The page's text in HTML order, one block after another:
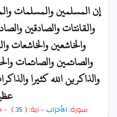
إن المسلمين والمسلمات
والقانتات والصادقين
والخاشعين والخاشعات
والصائمين والصائمات
والذاكرين الله كثيرا
سورة:الأحزاب- آية: ( 35
)
-